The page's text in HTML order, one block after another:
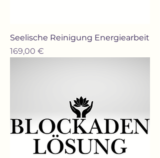
Seelische Reinigung Energiearbeit
Preis
169,00 €